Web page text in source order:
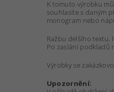
K tomuto výrobku
souhlasíte s daným
monogram nebo
Ražbu delšího
Po zaslání podkladů
Výrobky se
Upozornění: